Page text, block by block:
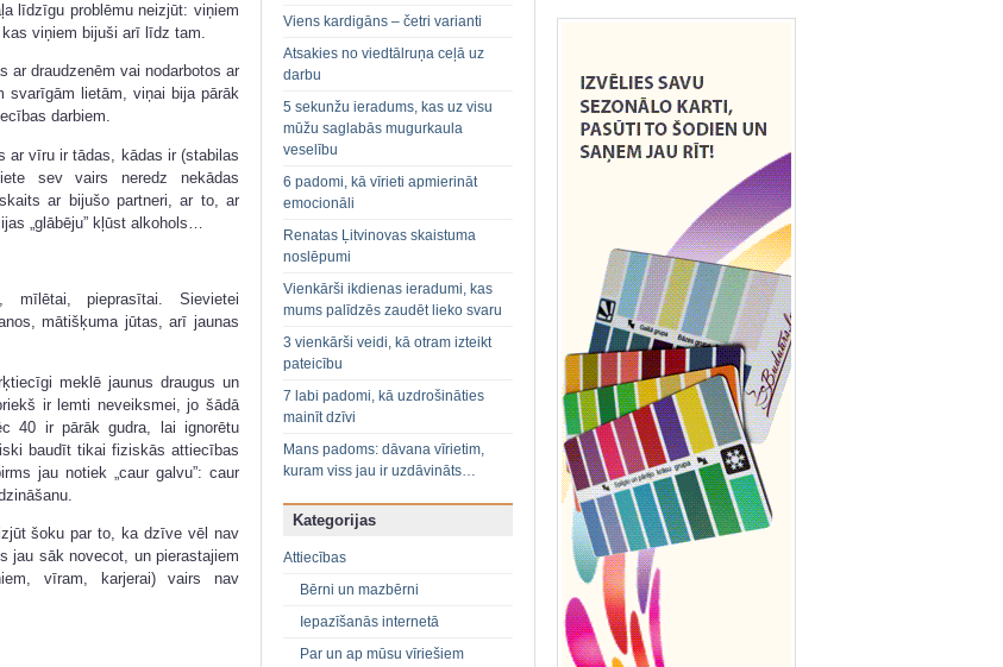
līdzīgu problēmu neizjūt: viņiem
viņiem bijuši arī līdz tam.
draudzenēm vai nodarbotos ar
svarīgām lietām, viņai bija pārāk
darbiem.
ar vīru ir tādas, kādas ir (stabilas
sev vairs neredz nekādas
ar bijušo partneri, ar to, ar
„glābēju” kļūst alkohols…
pieprasītai. Sievietei
mātišķuma jūtas, arī jaunas
meklē jaunus draugus un
ir lemti neveiksmei, jo šādā
40 ir pārāk gudra, lai ignorētu
baudīt tikai fiziskās attiecības
jau notiek „caur galvu”: caur
šoku par to, ka dzīve vēl nav
jau sāk novecot, un pierastajiem
vīram, karjerai) vairs nav
Viens kardigāns – četri varianti
Atsakies no viedtālruņa ceļā uz
darbu
5 sekunžu ieradums, kas uz visu
mūžu saglabās mugurkaula
veselību
6 padomi, kā vīrieti apmierināt
emocionāli
Renatas Ļitvinovas skaistuma
noslēpumi
Vienkārši ikdienas ieradumi, kas
mums palīdzēs zaudēt lieko svaru
3 vienkārši veidi, kā otram izteikt
pateicību
7 labi padomi, kā uzdrošināties
mainīt dzīvi
Mans padoms: dāvana vīrietim,
kuram viss jau ir uzdāvināts…
Kategorijas
Attiecības
Bērni un mazbērni
Iepazīšanās internetā
Par un ap mūsu vīriešiem